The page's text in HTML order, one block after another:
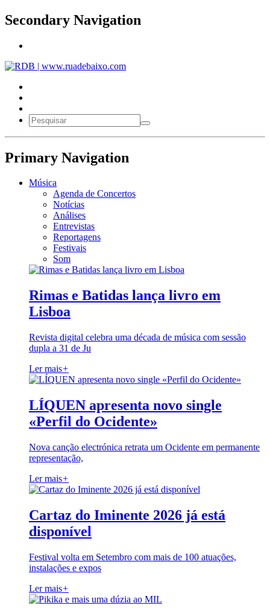
Secondary Navigation
Primary Navigation
Música
Agenda de Concertos
Notícias
Análises
Entrevistas
Reportagens
Festivais
Som
Rimas e Batidas lança livro em
Lisboa
Revista digital celebra uma década de música com sessão
dupla a 31 de Ju
Ler mais+
LÍQUEN apresenta novo single
«Perfil do Ocidente»
Nova canção electrónica retrata um Ocidente em permanente
representação,
Ler mais+
Cartaz do Iminente 2026 já está
disponível
Festival volta em Setembro com mais de 100 atuações,
instalações e expos
Ler mais+